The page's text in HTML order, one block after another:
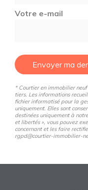
Votre e-mail
Envoyer ma
* Courtier en immobilier
tiers. Les informations
fichier informatisé pour la
uniquement. Elles sont
destinées uniquement à
et libertés », vous pouvez
concernant et les faire
rgpd@courtier-immobilier-